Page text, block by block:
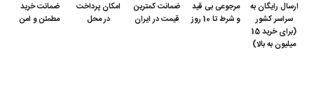
ارسال رایگان به
سراسر کشور
(برای خرید 15
میلیون به بالا)
مرجوعی بی قید
و شرط تا 10 روز
ضمانت کمترین
قیمت در ایران
امکان پرداخت
در محل
ضمانت خرید
مطمئن و امن